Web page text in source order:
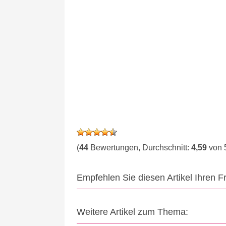
(44 Bewertungen, Durchschnitt: 4,59 von
Empfehlen Sie diesen Artikel Ihren
Weitere Artikel zum Thema: